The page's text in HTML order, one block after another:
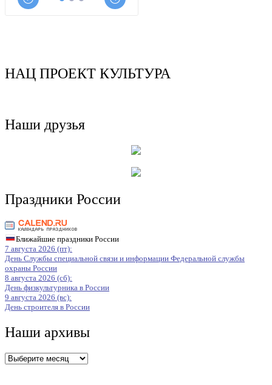
НАЦ ПРОЕКТ КУЛЬТУРА
Наши друзья
Праздники России
Ближайшие праздники России
7 августа 2026 (пт):
День Службы специальной связи и информации Федеральной службы
охраны России
8 августа 2026 (сб):
День физкультурника в России
9 августа 2026 (вс):
День строителя в России
Наши архивы
Наши